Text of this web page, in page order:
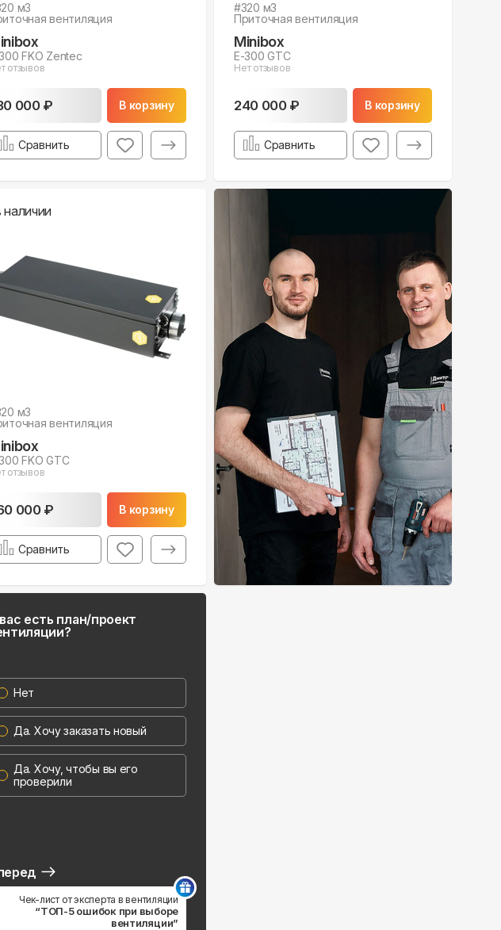
м3
вентиляция
FKO Zentec
отзывов
000 ₽ В корзину
Сравнить
#320 м3
Приточная вентиляция
Minibox
E-300 GTC
Нет отзывов
240 000 ₽ В корзину
Сравнить
м3
вентиляция
FKO GTC
отзывов
000 ₽ В корзину
наличии
Сравнить
есть план/проект
Нет
Да. Хочу заказать новый
Да. Хочу, чтобы вы его
проверили
Чек-лист от эксперта в вентиляции
“ТОП-5 ошибок при выборе
вентиляции”